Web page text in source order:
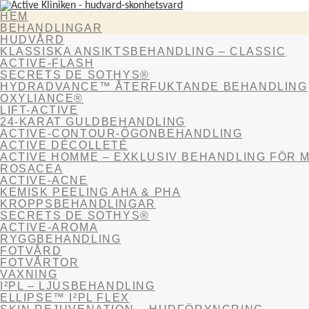
HEM
BEHANDLINGAR
HUDVÅRD
KLASSISKA ANSIKTSBEHANDLING – CLASSIC
ACTIVE-FLASH
SECRETS DE SOTHYS®
HYDRADVANCE™ ÅTERFUKTANDE BEHANDLING
OXYLIANCE®
LIFT-ACTIVE
24-KARAT GULDBEHANDLING
ACTIVE-CONTOUR-ÖGONBEHANDLING
ACTIVE DÉCOLLETÉ
ACTIVE HOMME – EXKLUSIV BEHANDLING FÖR
ROSACEA
ACTIVE-ACNE
KEMISK PEELING AHA & PHA
KROPPSBEHANDLINGAR
SECRETS DE SOTHYS®
ACTIVE-AROMA
RYGGBEHANDLING
FOTVÅRD
FOTVÅRTOR
VAXNING
I²PL – LJUSBEHANDLING
ELLIPSE™ I²PL FLEX